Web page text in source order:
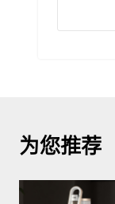
为您推荐